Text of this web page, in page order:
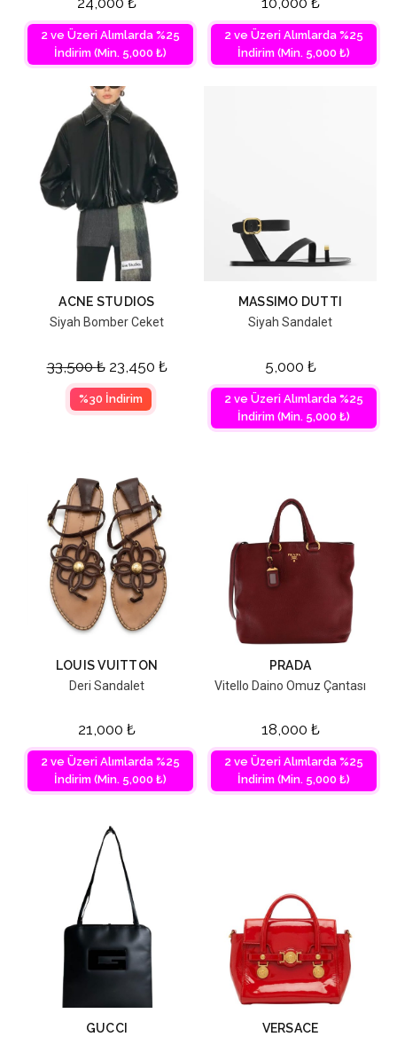
2 ve Üzeri Alımlarda %25
İndirim (Min. 5,000 ₺)
2 ve Üzeri Alımlarda %25
İndirim (Min. 5,000 ₺)
ACNE STUDIOS
Siyah Bomber Ceket
33,500₺ 23,450 ₺
%30 İndirim
MASSIMO DUTTI
Siyah Sandalet
5,000 ₺
2 ve Üzeri Alımlarda %25
İndirim (Min. 5,000 ₺)
LOUIS VUITTON
Deri Sandalet
21,000 ₺
2 ve Üzeri Alımlarda %25
İndirim (Min. 5,000 ₺)
PRADA
Vitello Daino Omuz Çantası
18,000 ₺
2 ve Üzeri Alımlarda %25
İndirim (Min. 5,000 ₺)
GUCCI
VERSACE